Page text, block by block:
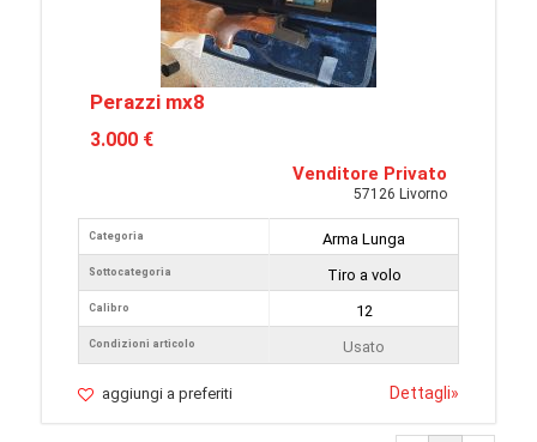
Perazzi mx8
3.000 €
Venditore Privato
57126 Livorno
Categoria
Sottocategoria
Calibro
Condizioni articolo
Arma Lunga
Tiro a volo
12
Usato
aggiungi a preferiti Dettagli»